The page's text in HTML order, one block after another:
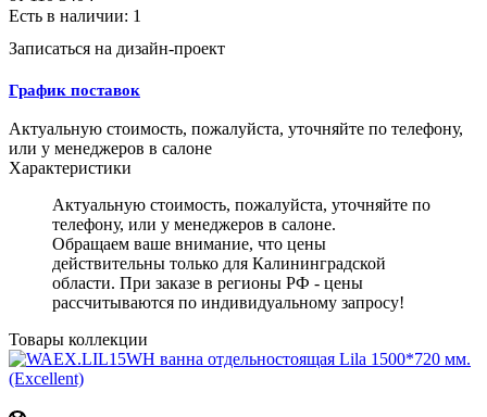
Есть в наличии: 1
Записаться на дизайн-проект
График поставок
Актуальную стоимость, пожалуйста, уточняйте по телефону,
или у менеджеров в салоне
Характеристики
Актуальную стоимость, пожалуйста, уточняйте по
телефону, или у менеджеров в салоне.
Обращаем ваше внимание, что цены
действительны только для Калининградской
области. При заказе в регионы РФ - цены
рассчитываются по индивидуальному запросу!
Товары коллекции